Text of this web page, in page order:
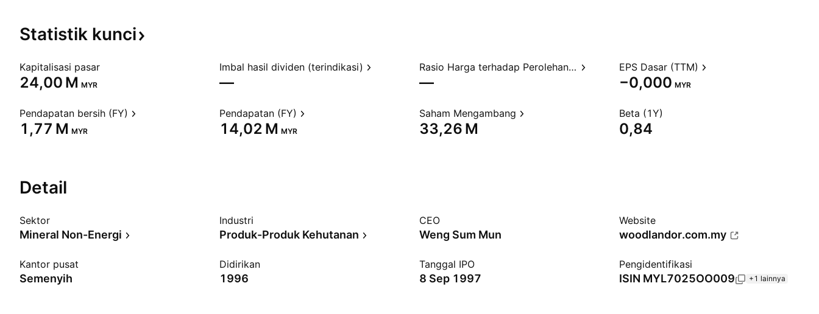
Statistik kunci
Kapitalisasi pasar
‪24,00 M‬ MYR
Imbal hasil dividen (terindikasi)
—
Rasio Harga terhadap Perolehan (TTM)
—
EPS Dasar (TTM)
−0,000 MYR
Pendapatan bersih (FY)
‪1,77 M‬ MYR
Pendapatan (FY)
‪14,02 M‬ MYR
Saham Mengambang
‪33,26 M‬
Beta (1Y)
0,84
Detail
Sektor
Mineral Non-Energi
Industri
Produk-Produk Kehutanan
CEO
Weng Sum Mun
Website
woodlandor.com.my
Kantor pusat
Semenyih
Didirikan
1996
Tanggal IPO
8 Sep 1997
Pengidentifikasi
ISIN MYL7025OO009 +1 lainnya